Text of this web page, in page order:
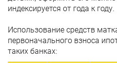
индексируется от года к году.
Использование средств
первоначального взноса
таких банках: